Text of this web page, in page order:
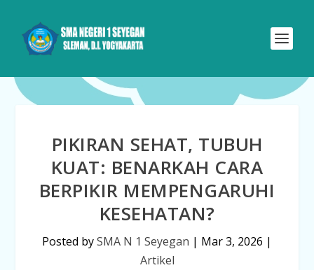
PIKIRAN SEHAT, TUBUH
KUAT: BENARKAH CARA
BERPIKIR MEMPENGARUHI
KESEHATAN?
Posted bySMA N 1 Seyegan | Mar 3, 2026 |
Artikel